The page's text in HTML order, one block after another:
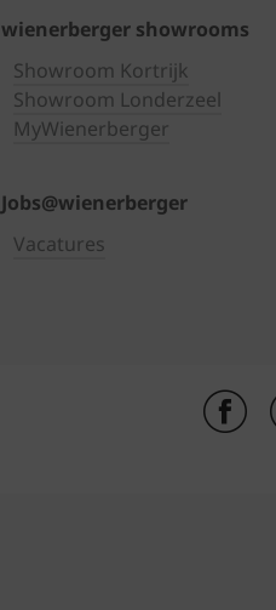
wienerberger showrooms
Showroom Kortrijk
Showroom Londerzeel
MyWienerberger
Jobs@wienerberger
Vacatures